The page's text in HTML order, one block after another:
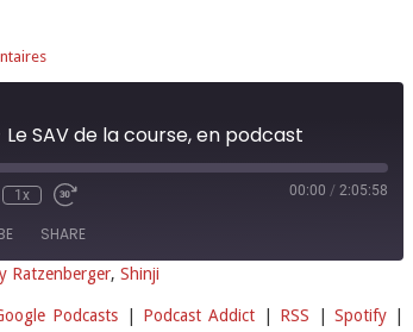
SAV de la course, en podcast
1x 00:00 / 2:05:58
SHARE
Google Podcasts
Ratzenberger, Shinji
Podcasts Podcast Addict RSS Spotify